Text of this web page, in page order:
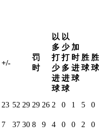
+/-
罚
时
以
多
打
少
进
球
以
少
打
多
进
球
加
时
进
球
胜
球
胜
球
23 52 29 29 26 2 0 1 5
0
7 37 30 8 9 4 0 0 2
0